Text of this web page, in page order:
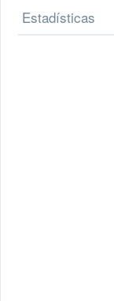
Estadísticas